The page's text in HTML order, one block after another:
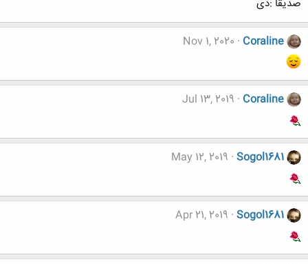
صدیقا :دی
Coraline
Nov 1, 2020
Coraline
Jul 13, 2019
Sogol1681
May 12, 2019
Sogol1681
Apr 21, 2019